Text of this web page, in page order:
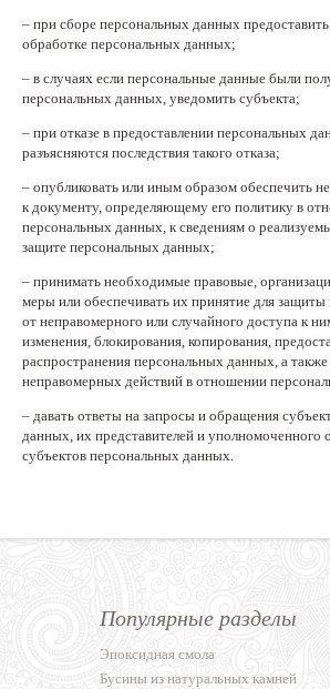
– при сборе персональных данных
обработке персональных данных;
– в случаях если персональные данные были
персональных данных, уведомить субъекта;
– при отказе в предоставлении персональных
разъясняются последствия такого отказа;
– опубликовать или иным образом обеспечить
к документу, определяющему его политику в
персональных данных, к сведениям о
защите персональных данных;
– принимать необходимые правовые,
меры или обеспечивать их принятие для
от неправомерного или случайного доступа к
изменения, блокирования, копирования,
распространения персональных данных, а
неправомерных действий в отношении
– давать ответы на запросы и обращения
данных, их представителей и уполномоченного
субъектов персональных данных.
Популярные разделы
Эпоксидная смола
Бусины из натуральных камней